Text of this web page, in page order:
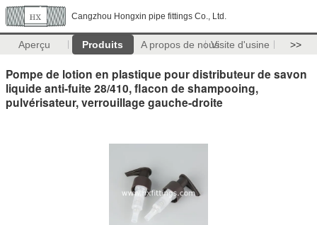
Cangzhou Hongxin pipe fittings Co., Ltd.
Aperçu Produits A propos de nousVisite d'usine >>
Pompe de lotion en plastique pour distributeur de savon
liquide anti-fuite 28/410, flacon de shampooing,
pulvérisateur, verrouillage gauche-droite